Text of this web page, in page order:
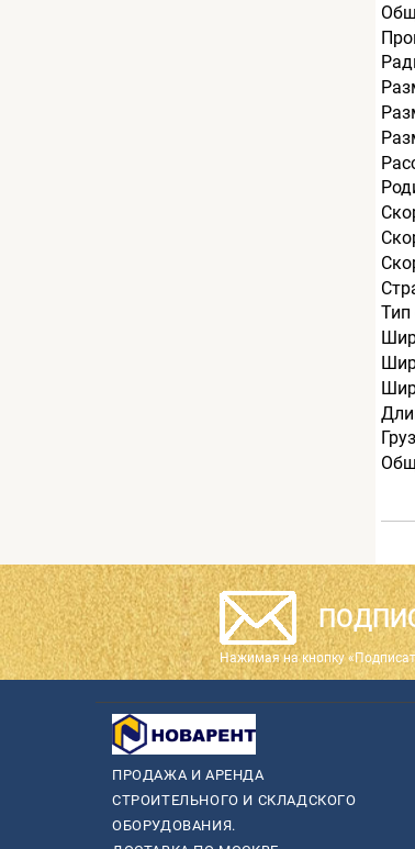
Тип
Нажимая на кнопку
ПРОДАЖА И АРЕНДА
СТРОИТЕЛЬНОГО И СКЛАДСКОГО
ОБОРУДОВАНИЯ.